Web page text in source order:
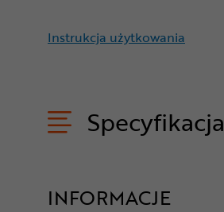
Instrukcja użytkowania
Specyfikacja
INFORMACJE